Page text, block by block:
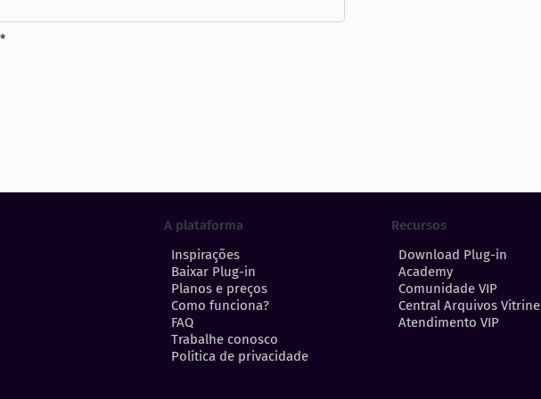
A plataforma
Inspirações
Baixar Plug-in
Planos e preços
Como funciona?
FAQ
Trabalhe conosco
Política de privacidade
Recursos
Download Plug-in
Academy
Comunidade VIP
Central Arquivos Vitrine
Atendimento VIP